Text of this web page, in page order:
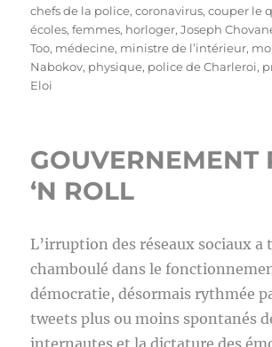
le
chefs de la police,coronavirus,couper le
écoles,femmes, horloger,Joseph
Too, médecine, ministre de l’intérieur,
Nabokov, physique, police de Charleroi,
Eloi
GOUVERNEMENT
‘N ROLL
L’irruption des réseaux sociaux a
chamboulé dans le
démocratie, désormais rythmée
tweets plus ou moins spontanés
internautes et la dictature des